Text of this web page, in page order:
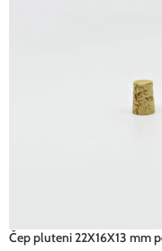
Čep pluteni 22X16X13 mm